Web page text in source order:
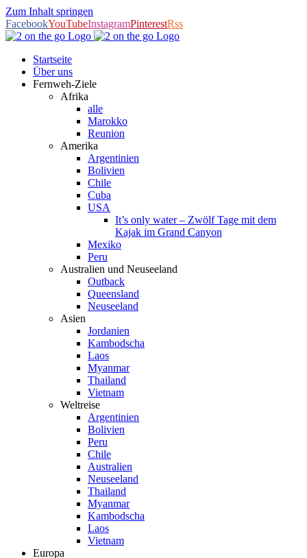
Zum Inhalt springen
FacebookYouTubeInstagramPinterestRss
Startseite
Über uns
Fernweh-Ziele
Afrika
alle
Marokko
Reunion
Amerika
Argentinien
Bolivien
Chile
Cuba
USA
It’s only water – Zwölf Tage mit dem
Kajak im Grand Canyon
Mexiko
Peru
Australien und Neuseeland
Outback
Queensland
Neuseeland
Asien
Jordanien
Kambodscha
Laos
Myanmar
Thailand
Vietnam
Weltreise
Argentinien
Bolivien
Peru
Chile
Australien
Neuseeland
Thailand
Myanmar
Kambodscha
Laos
Vietnam
Europa